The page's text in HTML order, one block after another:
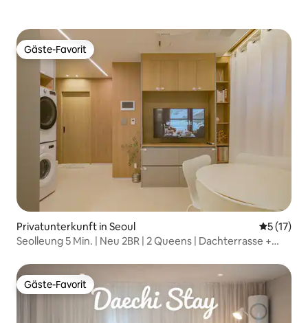
Gäste-Favorit
Gäste-Favorit
Privatunterkunft in Seoul
5 (17)
Seolleung 5 Min. | Neu 2BR | 2 Queens | Dachterrasse +
Gäste-Favorit
Gäste-Favorit